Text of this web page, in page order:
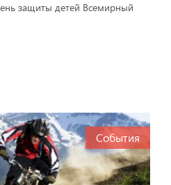
защиты детей Всемирный
События